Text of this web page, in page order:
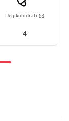
Ugljikohidrati (g)
4